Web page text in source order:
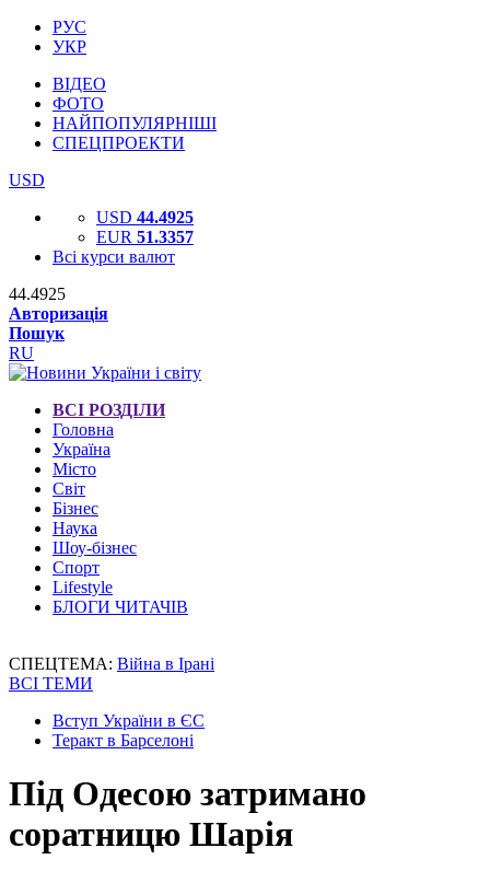
РУС
УКР
ВІДЕО
ФОТО
НАЙПОПУЛЯРНІШІ
СПЕЦПРОЕКТИ
USD
USD 44.4925
EUR 51.3357
Всі курси валют
44.4925
Авторизація
Пошук
RU
ВСІ РОЗДІЛИ
Головна
Україна
Місто
Світ
Бізнес
Наука
Шоу-бізнес
Спорт
Lifestyle
БЛОГИ ЧИТАЧІВ
СПЕЦТЕМА: Війна в Ірані
ВСІ ТЕМИ
Вступ України в ЄС
Теракт в Барселоні
Під Одесою затримано
соратницю Шарія